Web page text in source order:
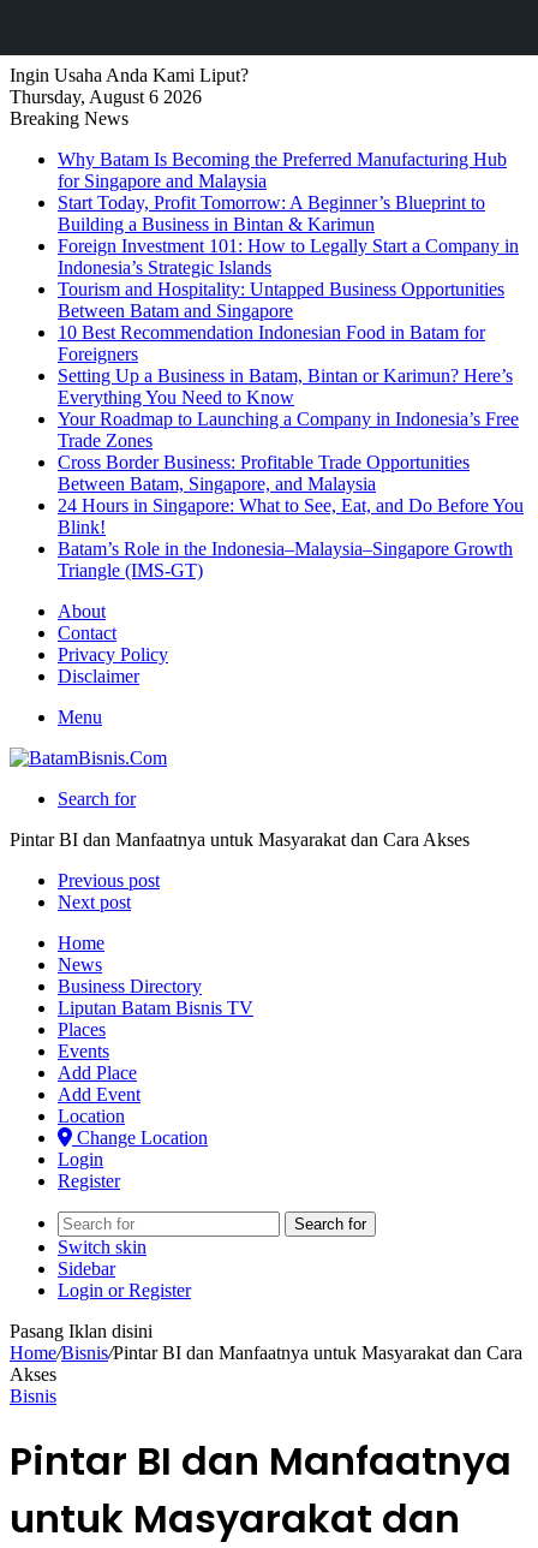
Ingin Usaha Anda Kami Liput?
Thursday, August 6 2026
Breaking News
Why Batam Is Becoming the Preferred Manufacturing Hub
for Singapore and Malaysia
Start Today, Profit Tomorrow: A Beginner’s Blueprint to
Building a Business in Bintan & Karimun
Foreign Investment 101: How to Legally Start a Company in
Indonesia’s Strategic Islands
Tourism and Hospitality: Untapped Business Opportunities
Between Batam and Singapore
10 Best Recommendation Indonesian Food in Batam for
Foreigners
Setting Up a Business in Batam, Bintan or Karimun? Here’s
Everything You Need to Know
Your Roadmap to Launching a Company in Indonesia’s Free
Trade Zones
Cross Border Business: Profitable Trade Opportunities
Between Batam, Singapore, and Malaysia
24 Hours in Singapore: What to See, Eat, and Do Before You
Blink!
Batam’s Role in the Indonesia–Malaysia–Singapore Growth
Triangle (IMS-GT)
About
Contact
Privacy Policy
Disclaimer
Menu
Search for
Pintar BI dan Manfaatnya untuk Masyarakat dan Cara Akses
Previous post
Next post
Home
News
Business Directory
Liputan Batam Bisnis TV
Places
Events
Add Place
Add Event
Location
Change Location
Login
Register
Search for
Switch skin
Sidebar
Login or Register
Pasang Iklan disini
Home/Bisnis/Pintar BI dan Manfaatnya untuk Masyarakat dan Cara
Akses
Bisnis
Pintar BI dan Manfaatnya
untuk Masyarakat dan